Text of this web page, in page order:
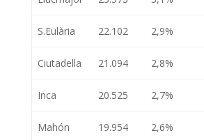
S.Eulària 22.102 2,9%
Ciutadella 21.094 2,8%
Inca 20.525 2,7%
Mahón 19.954 2,6%